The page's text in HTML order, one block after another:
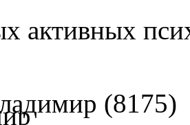
активных
(8175)